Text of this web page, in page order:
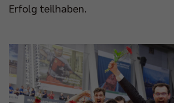
Erfolg teilhaben.